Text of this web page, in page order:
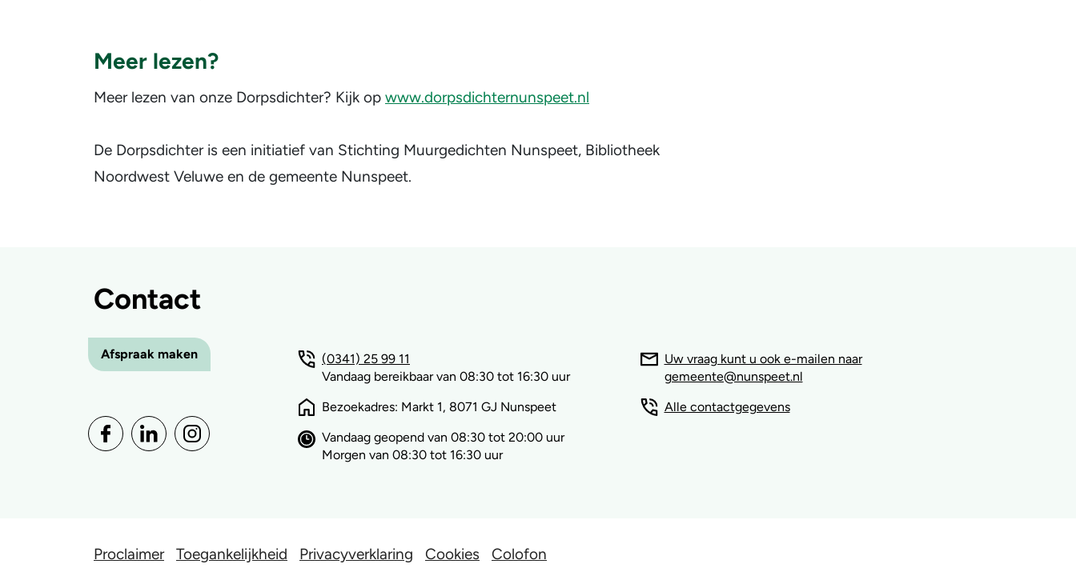
Meer lezen?
Meer lezen van onze Dorpsdichter? Kijk op www.dorpsdichternunspeet.nl
De Dorpsdichter is een initiatief van Stichting Muurgedichten Nunspeet, Bibliotheek
Noordwest Veluwe en de gemeente Nunspeet.
Contact
Afspraak maken
(0341) 25 99 11
Vandaag bereikbaar van 08:30 tot 16:30 uur
Bezoekadres: Markt 1, 8071 GJ Nunspeet
Vandaag geopend van 08:30 tot 20:00 uur
Morgen van 08:30 tot 16:30 uur
Uw vraag kunt u ook e-mailen naar
gemeente@nunspeet.nl
Alle contactgegevens
Proclaimer Toegankelijkheid Privacyverklaring Cookies Colofon